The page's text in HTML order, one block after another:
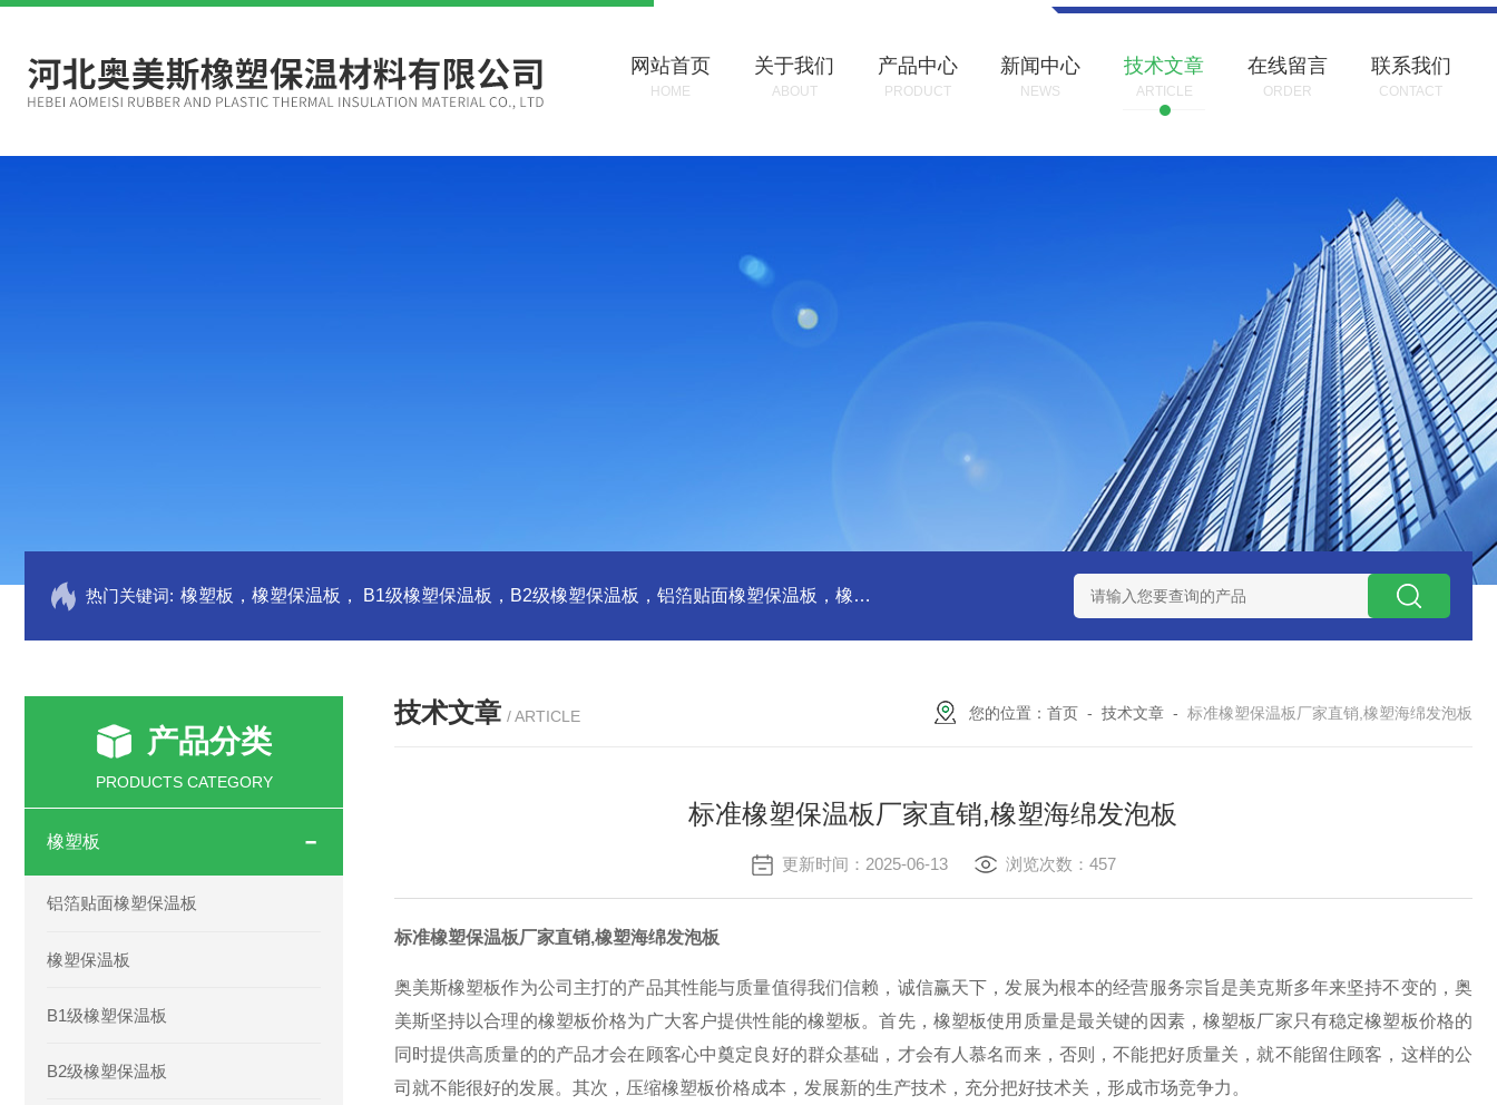
网站首页
HOME
关于我们
ABOUT
产品中心
PRODUCT
新闻中心
NEWS
技术文章
ARTICLE
在线留言
ORDER
联系我们
CONTACT
热门关键词: 橡塑板，橡塑保温板， B1级橡塑保温板，B2级橡塑保温板，铝箔贴面橡塑保温板，橡塑保温管，管道橡塑管
产品分类
PRODUCTS CATEGORY
橡塑板
铝箔贴面橡塑保温板
橡塑保温板
B1级橡塑保温板
B2级橡塑保温板
技术文章 / ARTICLE 您的位置： 首页 - 技术文章 - 标准橡塑保温板厂家直销,橡塑海绵发泡板
标准橡塑保温板厂家直销,橡塑海绵发泡板
更新时间：2025-06-13 浏览次数：457
标准橡塑保温板厂家直销,橡塑海绵发泡板
奥美斯橡塑板作为公司主打的产品其性能与质量值得我们信赖，诚信赢天下，发展为根本的经营服务宗旨是美克斯多年来坚持不变的，奥
美斯坚持以合理的橡塑板价格为广大客户提供性能的橡塑板。首先，橡塑板使用质量是最关键的因素，橡塑板厂家只有稳定橡塑板价格的
同时提供高质量的的产品才会在顾客心中奠定良好的群众基础，才会有人慕名而来，否则，不能把好质量关，就不能留住顾客，这样的公
司就不能很好的发展。其次，压缩橡塑板价格成本，发展新的生产技术，充分把好技术关，形成市场竞争力。